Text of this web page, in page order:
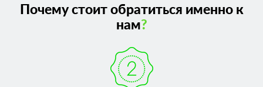
Почему стоит обратиться именно к
нам?